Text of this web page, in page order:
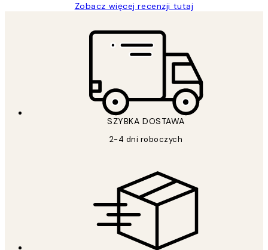
Zobacz więcej recenzji tutaj
SZYBKA DOSTAWA
2-4 dni roboczych